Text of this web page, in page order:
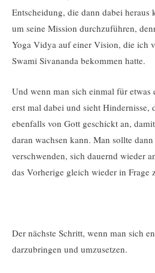
Entscheidung, die dann dabei
um seine Mission durchzuführen,
Yoga Vidya auf einer Vision, die ich
Swami Sivananda bekommen hatte.
Und wenn man sich einmal für etwas
erst mal dabei und sieht Hindernisse,
ebenfalls von Gott geschickt an,
daran wachsen kann. Man sollte
verschwenden, sich dauernd wieder
das Vorherige gleich wieder in Frage
Der nächste Schritt, wenn man sich
darzubringen und umzusetzen.